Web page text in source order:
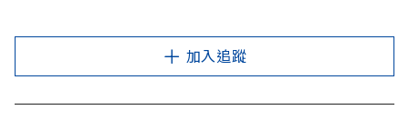
加入追蹤